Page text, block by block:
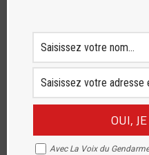
Nom*
Avec La Voix du